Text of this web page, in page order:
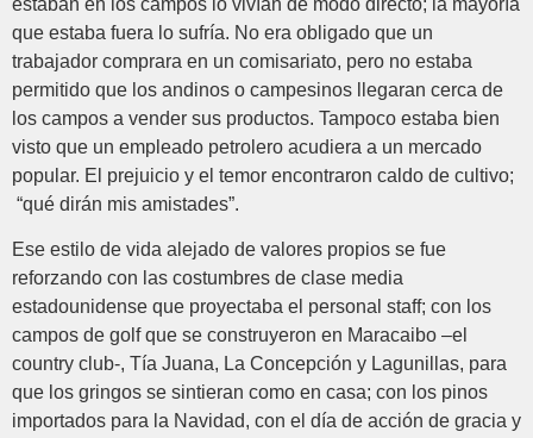
que estaba fuera lo sufría. No era obligado que un
trabajador comprara en un comisariato, pero no estaba
permitido que los andinos o campesinos llegaran cerca de
los campos a vender sus productos. Tampoco estaba bien
visto que un empleado petrolero acudiera a un mercado
popular. El prejuicio y el temor encontraron caldo de cultivo;
“qué dirán mis amistades”.
Ese estilo de vida alejado de valores propios se fue
reforzando con las costumbres de clase media
estadounidense que proyectaba el personal staff; con los
campos de golf que se construyeron en Maracaibo –el
country club-, Tía Juana, La Concepción y Lagunillas, para
que los gringos se sintieran como en casa; con los pinos
importados para la Navidad, con el día de acción de gracia y